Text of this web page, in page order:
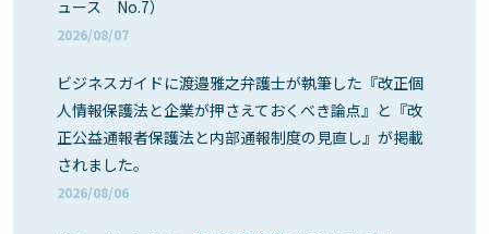
ュース No.7）
2026/08/07
ビジネスガイドに渡邉雅之弁護士が執筆した『改正個
人情報保護法と企業が押さえておくべき論点』と『改
正公益通報者保護法と内部通報制度の見直し』が掲載
されました。
2026/08/06